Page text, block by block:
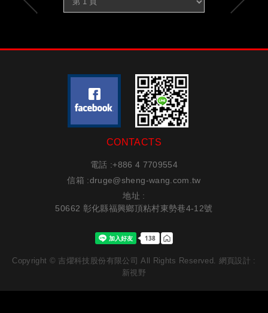
CONTACTS
電話 :+886 4 7709554
信箱 :druge@sheng-wang.com.tw
地址 :
50662 彰化縣福興鄉頂粘村東勢巷4-12號
Copyright © 吉燿科技股份有限公司 All Rights Reserved. 網頁設計
:
新視野